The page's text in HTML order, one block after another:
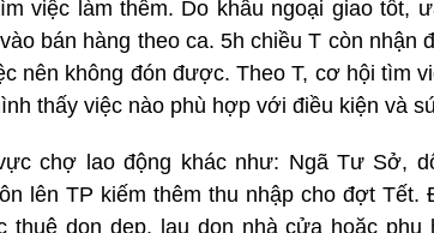
việc làm thêm. Do khâu ngoại giao tốt,
bán hàng theo ca. 5h chiều T còn nhận
nên không đón được. Theo T, cơ hội tìm
thấy việc nào phù hợp với điều kiện và
chợ lao động khác như: Ngã Tư Sở,
lên TP kiếm thêm thu nhập cho đợt
thuê dọn dẹp, lau dọn nhà cửa hoặc